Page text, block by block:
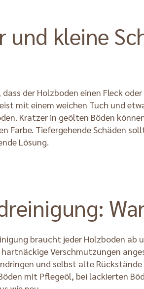
und kleine
der Holzboden einen Fleck
mit einem weichen Tuch und
Kratzer in geölten Böden
Farbe. Tiefergehende Schäden
Lösung.
braucht jeder Holzboden ab
Verschmutzungen
und selbst alte
mit Pflegeöl, bei lackierten